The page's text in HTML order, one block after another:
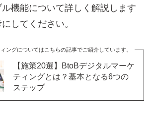
機能について詳しく解説します
してください。
ングについてはこちらの記事でご紹介しています。
【施策20選】BtoBデジタルマーケ
ティングとは？基本となる6つの
ステップ